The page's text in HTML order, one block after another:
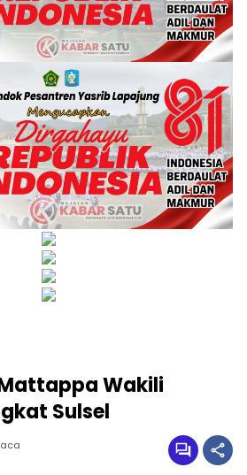
Wakili
Sulsel